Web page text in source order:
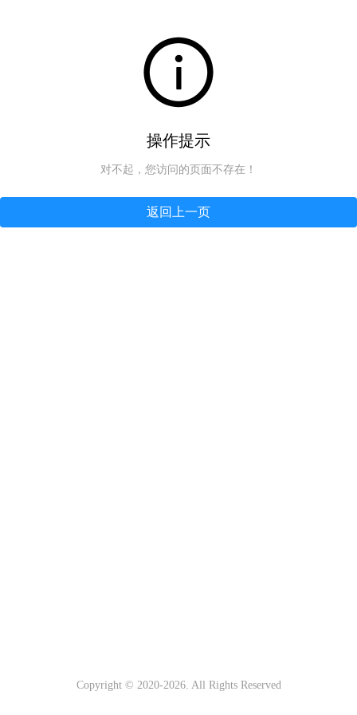
操作提示
对不起，您访问的页面不存在！
返回上一页
Copyright © 2020-2026. All Rights Reserved